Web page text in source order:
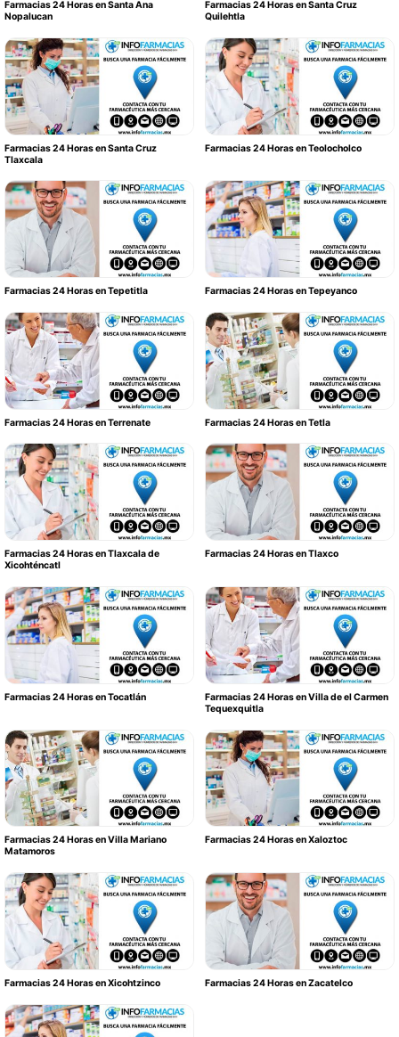
Farmacias 24 Horas en Santa Ana
Nopalucan
Farmacias 24 Horas en Santa Cruz
Quilehtla
Farmacias 24 Horas en Santa Cruz
Tlaxcala
Farmacias 24 Horas en Teolocholco
Farmacias 24 Horas en Tepetitla Farmacias 24 Horas en Tepeyanco
Farmacias 24 Horas en Terrenate Farmacias 24 Horas en Tetla
Farmacias 24 Horas en Tlaxcala de
Xicohténcatl
Farmacias 24 Horas en Tlaxco
Farmacias 24 Horas en Tocatlán
Farmacias 24 Horas en Villa de el Carmen
Tequexquitla
Farmacias 24 Horas en Villa Mariano
Matamoros
Farmacias 24 Horas en Xaloztoc
Farmacias 24 Horas en Xicohtzinco Farmacias 24 Horas en Zacatelco